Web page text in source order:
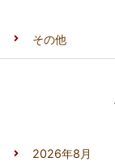
その他
2026年8月